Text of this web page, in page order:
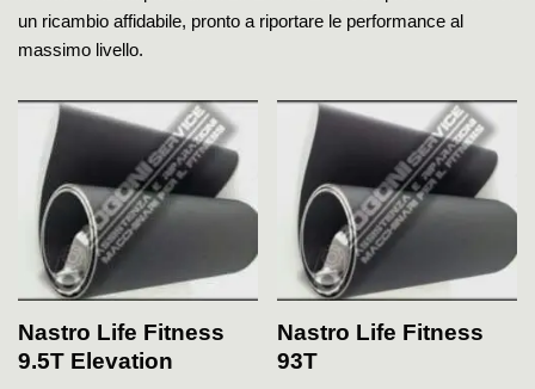
un ricambio affidabile, pronto a riportare le performance al
massimo livello.
Nastro Life Fitness
9.5T Elevation
Nastro Life Fitness
93T